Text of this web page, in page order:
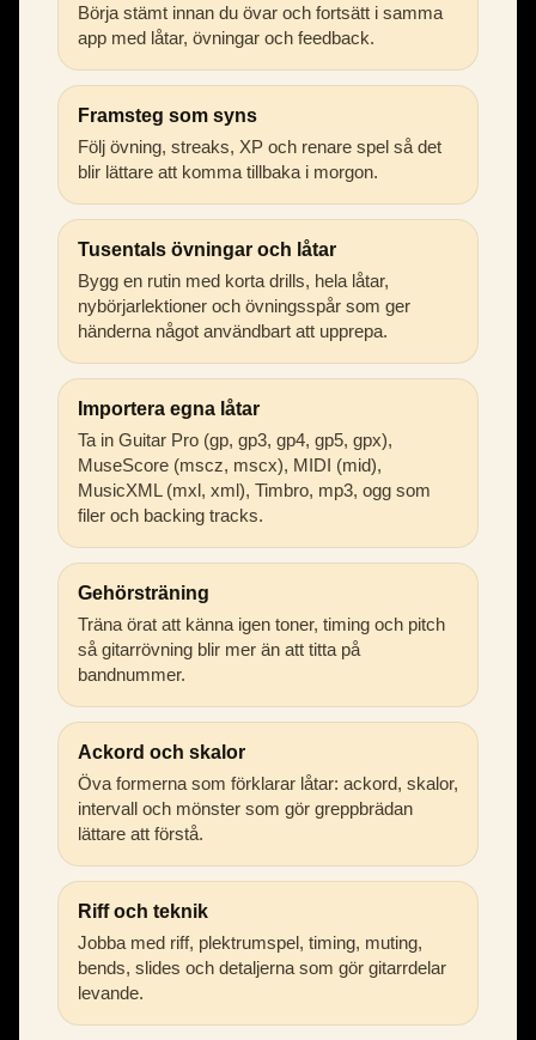
Börja stämt innan du övar och fortsätt i samma
app med låtar, övningar och feedback.
Framsteg som syns
Följ övning, streaks, XP och renare spel så det
blir lättare att komma tillbaka i morgon.
Tusentals övningar och låtar
Bygg en rutin med korta drills, hela låtar,
nybörjarlektioner och övningsspår som ger
händerna något användbart att upprepa.
Importera egna låtar
Ta in Guitar Pro (gp, gp3, gp4, gp5, gpx),
MuseScore (mscz, mscx), MIDI (mid),
MusicXML (mxl, xml), Timbro, mp3, ogg som
filer och backing tracks.
Gehörsträning
Träna örat att känna igen toner, timing och pitch
så gitarrövning blir mer än att titta på
bandnummer.
Ackord och skalor
Öva formerna som förklarar låtar: ackord, skalor,
intervall och mönster som gör greppbrädan
lättare att förstå.
Riff och teknik
Jobba med riff, plektrumspel, timing, muting,
bends, slides och detaljerna som gör gitarrdelar
levande.